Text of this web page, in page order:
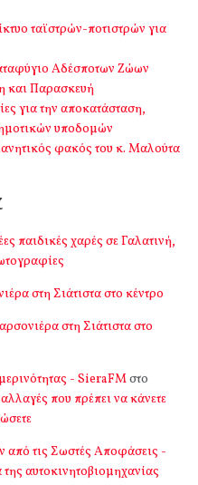
ταϊστρών-ποτιστρών για
Αδέσποτων Ζώων
και Παρασκευή
για την αποκατάσταση,
υποδομών
φακός του κ. Μαλούτα
παιδικές χαρές σε Γαλατινή,
στη Σιάτιστα στο κέντρο
στη Σιάτιστα στο
- SieraFMστο
που πρέπει να κάνετε
από τις Σωστές Αποφάσεις -
αυτοκινητοβιομηχανίας